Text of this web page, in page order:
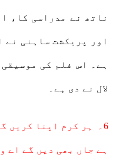
ناتھ نے مدراسی کا،
اور پریکشت ساہنی نے
ہے۔ اس فلم کی
لال نے دی ہے۔
6۔ ہر کرم اپنا کریں
ہے جاں بھی دیں گے اے